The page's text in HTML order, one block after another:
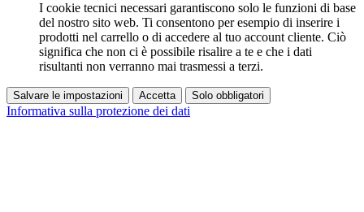
I cookie tecnici necessari garantiscono solo le funzioni di base
del nostro sito web. Ti consentono per esempio di inserire i
prodotti nel carrello o di accedere al tuo account cliente. Ciò
significa che non ci è possibile risalire a te e che i dati
risultanti non verranno mai trasmessi a terzi.
Salvare le impostazioni Accetta Solo obbligatori
Informativa sulla protezione dei dati